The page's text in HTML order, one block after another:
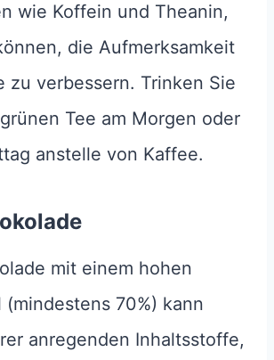
wie Koffein und Theanin,
die Aufmerksamkeit
zu verbessern. Trinken Sie
Tee am Morgen oder
anstelle von Kaffee.
mit einem hohen
(mindestens 70%) kann
anregenden Inhaltsstoffe,